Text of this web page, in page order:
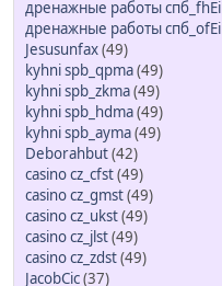
дренажные работы спб_fhEi
дренажные работы спб_ofEi
Jesusunfax(49)
kyhni spb_qpma(49)
kyhni spb_zkma(49)
kyhni spb_hdma(49)
kyhni spb_ayma(49)
Deborahbut(42)
casino cz_cfst(49)
casino cz_gmst(49)
casino cz_ukst(49)
casino cz_jlst(49)
casino cz_zdst(49)
JacobCic(37)